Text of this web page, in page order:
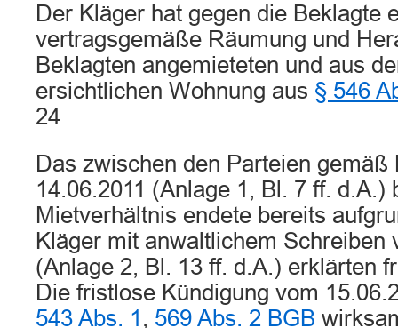
Der Kläger hat gegen die Beklagte
vertragsgemäße Räumung und
Beklagten angemieteten und aus
ersichtlichen Wohnung aus § 546
24
Das zwischen den Parteien
14.06.2011 (Anlage 1, Bl. 7 ff. d.A.)
Mietverhältnis endete bereits
Kläger mit anwaltlichem Schreiben
(Anlage 2, Bl. 13 ff. d.A.) erklärten
Die fristlose Kündigung vom
543 Abs. 1 , 569 Abs. 2 BGB